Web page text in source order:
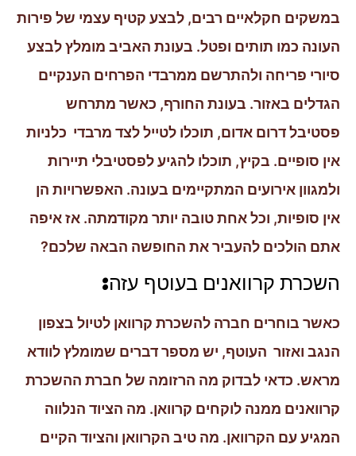
במשקים חקלאיים רבים, לבצע קטיף עצמי של פירות
העונה כמו תותים ופטל. בעונת האביב מומלץ לבצע
סיורי פריחה ולהתרשם ממרבדי הפרחים הענקיים
הגדלים באזור. בעונת החורף, כאשר מתרחש
פסטיבל דרום אדום, תוכלו לטייל לצד מרבדי כלניות
אין סופיים. בקיץ, תוכלו להגיע לפסטיבלי תיירות
ולמגוון אירועים המתקיימים בעונה. האפשרויות הן
אין סופיות, וכל אחת טובה יותר מקודמתה. אז איפה
אתם הולכים להעביר את החופשה הבאה שלכם?
השכרת קרוואנים בעוטף עזה:
כאשר בוחרים חברה להשכרת קרוואן לטיול בצפון
הנגב ואזור העוטף, יש מספר דברים שמומלץ לוודא
מראש. כדאי לבדוק מה הרזומה של חברת ההשכרת
קרוואנים ממנה לוקחים קרוואן. מה הציוד הנלווה
המגיע עם הקרוואן. מה טיב הקרוואן והציוד הקיים